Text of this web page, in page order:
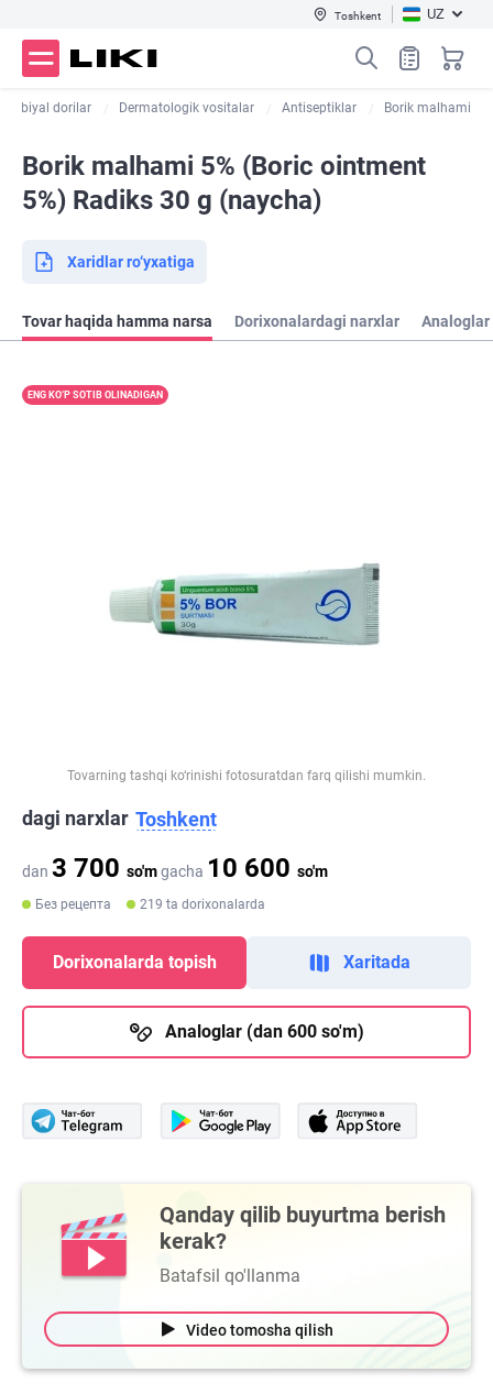
Toshkent UZ
dorilar Dermatologik vositalar Antiseptiklar Borik malhami
Borik malhami 5% (Boric ointment
5%) Radiks 30 g (naycha)
Xaridlar ro‘yxatiga
Tovar haqida hamma narsa Dorixonalardagi narxlar Analoglar
ENG KO‘P SOTIB OLINADIGAN
Tovarning tashqi ko‘rinishi fotosuratdan farq qilishi mumkin.
dagi narxlar Toshkent
dan 3 700 so'mgacha 10 600 so'm
Без рецепта 219 ta dorixonalarda
Dorixonalarda topish Xaritada
Analoglar (dan 600 so'm)
Qanday qilib buyurtma berish
kerak?
Batafsil qo'llanma
Video tomosha qilish